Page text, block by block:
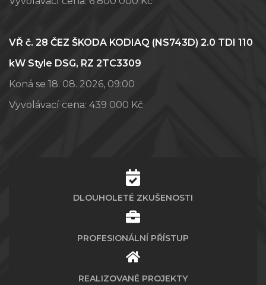
VŘ č. 28 ČEZ ŠKODA KODIAQ (NS743D) 2.0 TDI 110
kW Style DSG, RZ 2TC3309
Koná se 18. 08. 2026, 09:00
Vyvolávací cena: 439 000 Kč
DLOUHOLETÉ ZKUŠENOSTI
PROFESIONÁLNÍ PŘÍSTUP
REALIZOVANÉ PROJEKTY